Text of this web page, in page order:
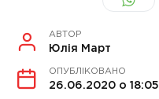
АВТОР
Юлія Март
ОПУБЛІКОВАНО
26.06.2020 о 18:05